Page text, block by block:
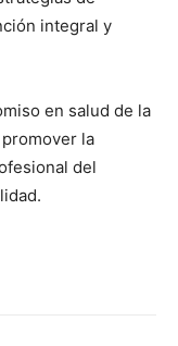
integral y
en salud de la
la
del